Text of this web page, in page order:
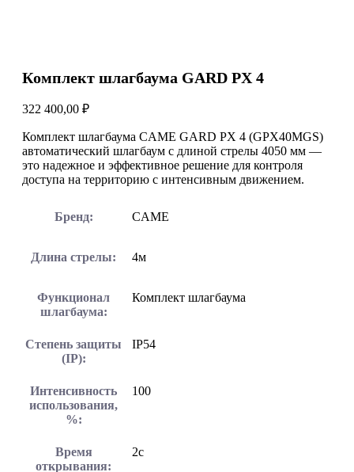
Комплект шлагбаума GARD PX 4
322 400,00 ₽
Комплект шлагбаума CAME GARD PX 4 (GPX40MGS)
автоматический шлагбаум с длиной стрелы 4050 мм —
это надежное и эффективное решение для контроля
доступа на территорию с интенсивным движением.
Бренд: CAME
Длина стрелы: 4м
Функционал
шлагбаума:
Комплект шлагбаума
Степень защиты
(IP):
IP54
Интенсивность
использования,
%:
100
Время
открывания:
2с